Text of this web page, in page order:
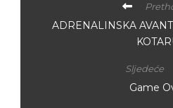
ADRENALINSKA
Sljedeće
Game